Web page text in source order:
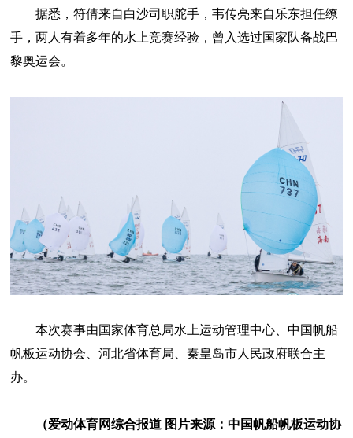
据悉，符倩来自白沙司职舵手 ，韦传亮来自乐东担任缭
手，两人有着多年的水上竞赛经验，曾入选过国家队备战巴
黎奥运会。
本次赛事由国家体育总局水上运动管理中心、中国帆船
帆板运动协会、河北省体育局、秦皇岛市人民政府联合主
办。
（爱动体育网综合报道 图片来源：中国帆船帆板运动协